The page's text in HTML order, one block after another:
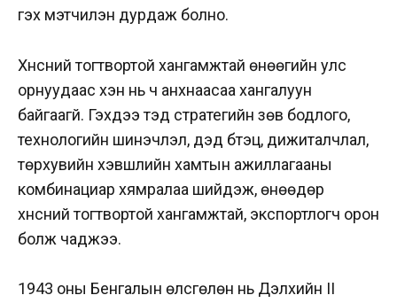
гэх мэтчилэн дурдаж болно.
Хүнсний тогтвортой хангамжтай өнөөгийн улс
орнуудаас хэн нь ч анхнаасаа хангалуун
байгаагүй. Гэхдээ тэд стратегийн зөв бодлого,
технологийн шинэчлэл, дэд бүтэц, дижиталчлал,
төрхувийн хэвшлийн хамтын ажиллагааны
комбинациар хямралаа шийдэж, өнөөдөр
хүнсний тогтвортой хангамжтай, экспортлогч орон
болж чаджээ.
1943 оны Бенгалын өлсгөлөн нь Дэлхийн II